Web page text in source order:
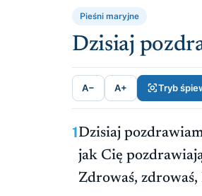
Pieśni maryjne
Dzisiaj
A− A+ Tryb
1Dzisiaj
jak Cię
Zdrowaś,